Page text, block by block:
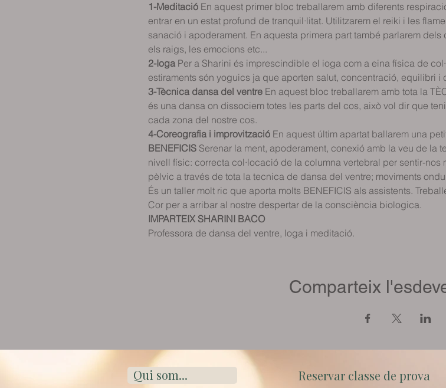
1-Meditació En aquest primer bloc treballarem amb diferents
entrar en un estat profund de tranquil·litat. Utilitzarem el reiki i les
sanació i apoderament. En aquesta primera part també parlarem
els raigs, les emocions etc...
2-Ioga Per a Sharini és imprescindible el ioga com a eina física de
estiraments són yoguics ja que aporten salut, concentració, equilibri i
3-Tècnica dansa del ventre En aquest bloc treballarem amb tota la
és una dansa on dissociem totes les parts del cos, això vol dir que
cada zona del nostre cos.
4-Coreografia i improvització En aquest últim apartat ballarem una
BENEFICIS Serenar la ment, apoderament, conexió amb la veu de la
nivell físic: correcta col·locació de la columna vertebral per sentir-
pèlvic a través de tota la tecnica de dansa del ventre; moviments
És un taller molt ric que aporta molts BENEFICIS als assistents.
Cor per a arribar al nostre despertar de la consciència biologica.
IMPARTEIX SHARINI BACO
Professora de dansa del ventre, Ioga i meditació.
Comparteix
Qui som...
Reservar classe de prova